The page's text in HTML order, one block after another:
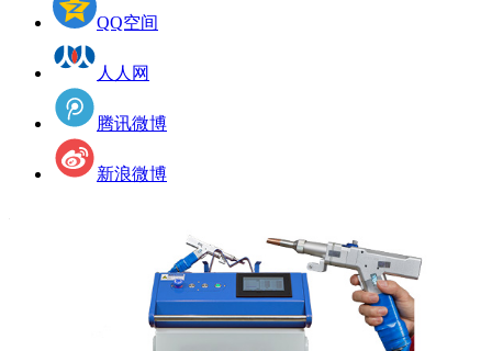
QQ空间
人人网
腾讯微博
新浪微博